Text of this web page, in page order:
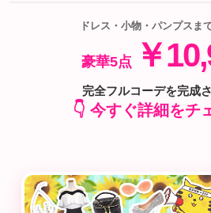
ドレス・小物・パンプスま
豪華5点 ￥
完全フルコーデを完成
👇 今すぐ詳細をチ